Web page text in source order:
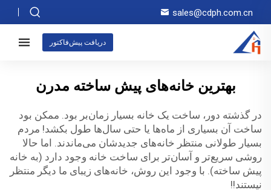
sales@cdph.com.cn
دریافت پیش‌فاکتور
بهترین خانه‌های پیش ساخته مدرن
در گذشته دور، ساخت یک خانه بسیار زمان‌بر بود. ممکن بود
ساخت آن بسیاری از ماه‌ها یا حتی سال‌ها طول بکشد! مردم
بسیار طولانی منتظر خانه‌های جدیدشان می‌ماندند. اما حالا
روشی سریع‌تر و آسان‌تر برای ساخت خانه وجود دارد (به خانه
پیش ساخته). با وجود این روش، خانه‌های زیبای ما دیگر منتظر
نیستند!!